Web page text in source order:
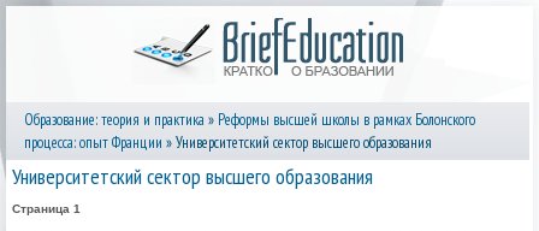
Образование: теория и практика » Реформы высшей школы в рамках Болонского
процесса: опыт Франции » Университетский сектор высшего образования
Университетский сектор высшего образования
Страница 1